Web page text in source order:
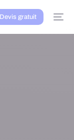
Devis gratuit